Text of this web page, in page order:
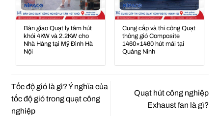
Bàn giao Quạt ly tâm hút
khói 4KW và 2.2KW cho
Nhà Hàng tại Mỹ Đình Hà
Nội
Cung cấp và thi công Quạt
thông gió Composite
1460×1460 hút mái tại
Quảng Ninh
Tốc độ gió là gì? Ý nghĩa của
tốc độ gió trong quạt công
nghiệp
Quạt hút công nghiệp
Exhaust fan là gì?